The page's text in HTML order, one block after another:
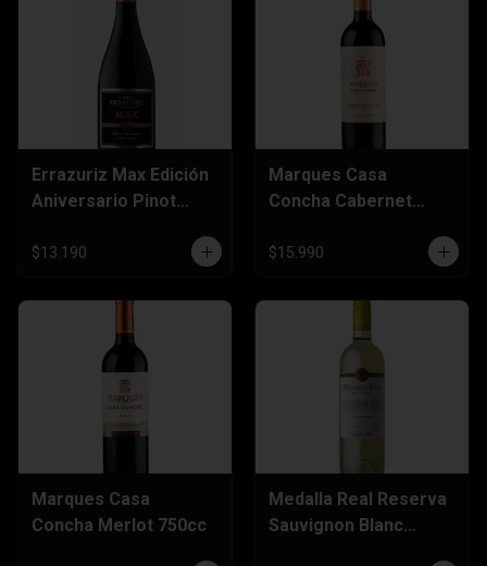
Errazuriz Max Edición
Aniversario Pinot
$13.190
Marques Casa
Concha Cabernet
$15.990
Marques Casa
Concha Merlot 750cc
Medalla Real Reserva
Sauvignon Blanc